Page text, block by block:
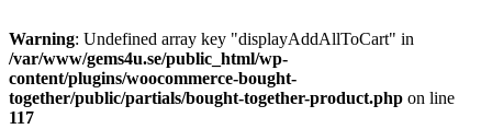
Warning: Undefined array key "displayAddAllToCart" in
/var/www/gems4u.se/public_html/wp-
content/plugins/woocommerce-bought-
together/public/partials/bought-together-product.php on line
117